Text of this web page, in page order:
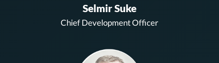
Selmir Suke
Chief Development Officer